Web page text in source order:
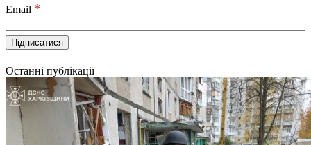
Email *
Останні публікації